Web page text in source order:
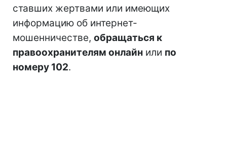
ставших жертвами или имеющих
информацию об интернет-
мошенничестве, обращаться к
правоохранителям онлайн или по
номеру 102.